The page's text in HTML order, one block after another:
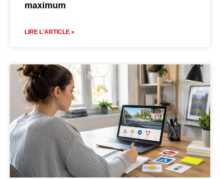
maximum
LIRE L'ARTICLE »